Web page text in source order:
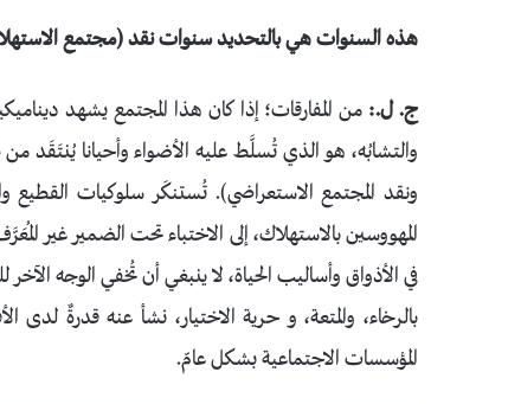
هذه السنوات هي بالتحديد سنوات نقد (مجتمع
ج. ل.:
والتشابُه، هو الذي تُسلَّط عليه الأضواء وأحيانا يُنتَقَد
ونقد المجتمع الاستعراضي). تُستنكَر سلوكيات القطيع
في الأذواق وأساليب الحياة، لا ينبغي أن تُخفي الوجه الآخر
بالرخاء، والمتعة، و حرية الاختيار، نشأ عنه قدرةٌ
المؤسسات الاجتماعية بشكل عامّ.